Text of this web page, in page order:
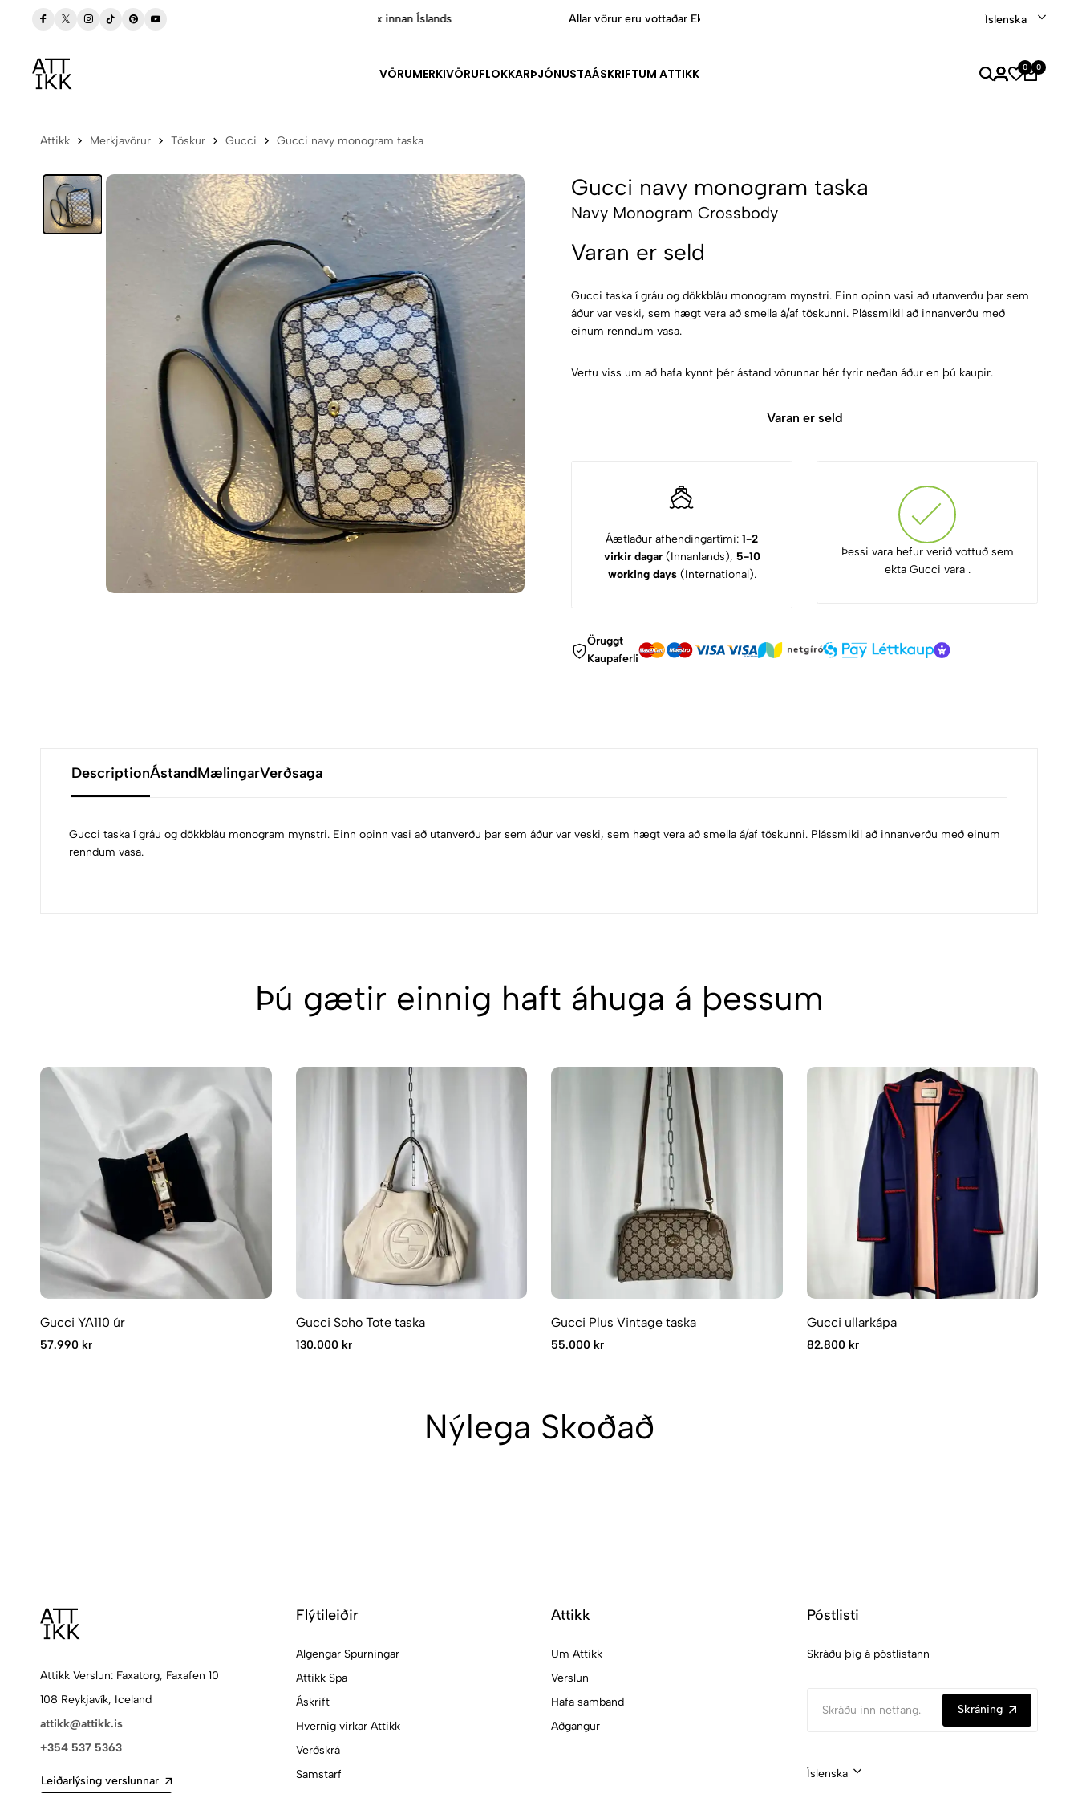
Frí sending í póstbox innan Íslands Allar vörur eru vottaðar Ekta af sérfræðingum Íslenska
VÖRUMERKIVÖRUFLOKKARÞJÓNUSTAÁSKRIFTUM ATTIKK 0 0
Attikk Merkjavörur Töskur Gucci Gucci navy monogram taska
Gucci navy monogram taska
Navy Monogram Crossbody
Varan er seld
Gucci taska í gráu og dökkbláu monogram mynstri. Einn opinn vasi að utanverðu þar sem
áður var veski, sem hægt vera að smella á/af töskunni. Plássmikil að innanverðu með
einum renndum vasa.
Vertu viss um að hafa kynnt þér ástand vörunnar hér fyrir neðan áður en þú kaupir.
Varan er seld
Áætlaður afhendingartími: 1-2
virkir dagar (Innanlands), 5-10
working days(International).
Þessi vara hefur verið vottuð sem
ekta Gucci vara .
Öruggt
Kaupaferli
DescriptionÁstandMælingarVerðsaga
Gucci taska í gráu og dökkbláu monogram mynstri. Einn opinn vasi að utanverðu þar sem áður var veski, sem hægt vera að smella á/af töskunni. Plássmikil að innanverðu með einum
renndum vasa.
Þú gætir einnig haft áhuga á þessum
Gucci YA110 úr
57.990 kr
Gucci Soho Tote taska
130.000 kr
Gucci Plus Vintage taska
55.000 kr
Gucci ullarkápa
82.800 kr
Nýlega Skoðað
Attikk Verslun: Faxatorg, Faxafen 10
108 Reykjavík, Iceland
attikk@attikk.is
+354 537 5363
Leiðarlýsing verslunnar
Flýtileiðir
Algengar Spurningar
Attikk Spa
Áskrift
Hvernig virkar Attikk
Verðskrá
Samstarf
Attikk
Um Attikk
Verslun
Hafa samband
Aðgangur
Póstlisti
Skráðu þig á póstlistann
Skráning
Íslenska